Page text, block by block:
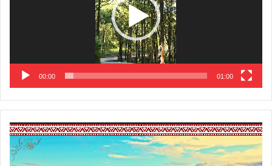
00:00 01:00
Video
Player